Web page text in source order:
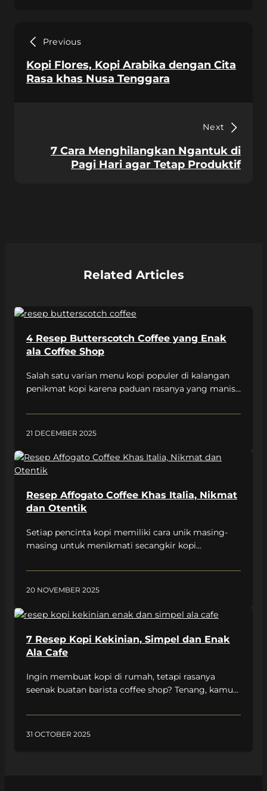
Previous
Kopi Flores, Kopi Arabika dengan Cita
Rasa khas Nusa Tenggara
Next
7 Cara Menghilangkan Ngantuk di
Pagi Hari agar Tetap Produktif
Related Articles
4 Resep Butterscotch Coffee yang Enak
ala Coffee Shop
Salah satu varian menu kopi populer di kalangan
penikmat kopi karena paduan rasanya yang manis,
butterscotch coffee. Menu ini bahkan dapat
ditemukan di berbagai coffee shop dalam berbagai
butterscotch sea salt latte, butterscotch milk
crumble, himalayan butterscotch latte, dan lain-
21 DECEMBER 2025
Resep Affogato Coffee Khas Italia, Nikmat
dan Otentik
Setiap pencinta kopi memiliki cara unik masing-
masing untuk menikmati secangkir kopi
americano, caramel macchiato, cappuccino,
hingga affogato. Khusus affogato, mungkin kamu
shop, tetapi belum pernah mencobanya. Padahal
Varian kopi ini diperkirakan muncul sebagai
hidangan penutup […]
20 NOVEMBER 2025
7 Resep Kopi Kekinian, Simpel dan Enak
Ala Cafe
Ingin membuat kopi di rumah, tetapi rasanya
seenak buatan barista coffee shop? Tenang, kamu
beberapa resep aneka kopi ala Unakaffe System.
Dengan memanfaatkan bahan-bahan yang ada di
31 OCTOBER 2025